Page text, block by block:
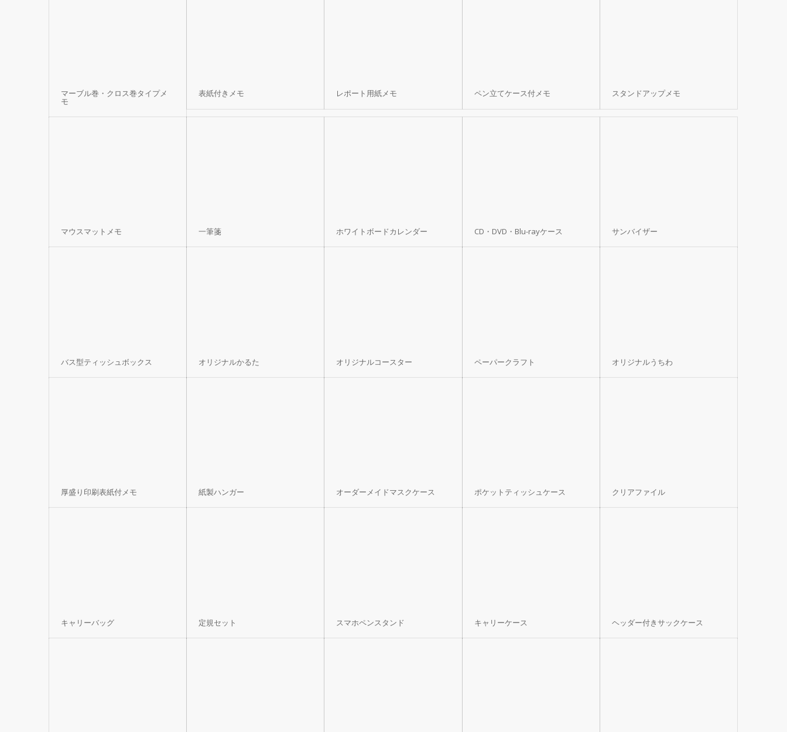
マーブル巻・クロス巻タイプメ
モ
表紙付きメモ レポート用紙メモ ペン立てケース付メモ スタンドアップメモ
マウスマットメモ 一筆箋 ホワイトボードカレンダー CD・DVD・Blu-rayケース サンバイザー
バス型ティッシュボックス オリジナルかるた オリジナルコースター ペーパークラフト オリジナルうちわ
厚盛り印刷表紙付メモ 紙製ハンガー オーダーメイドマスクケース ポケットティッシュケース クリアファイル
キャリーバッグ 定規セット スマホペンスタンド キャリーケース ヘッダー付きサックケース